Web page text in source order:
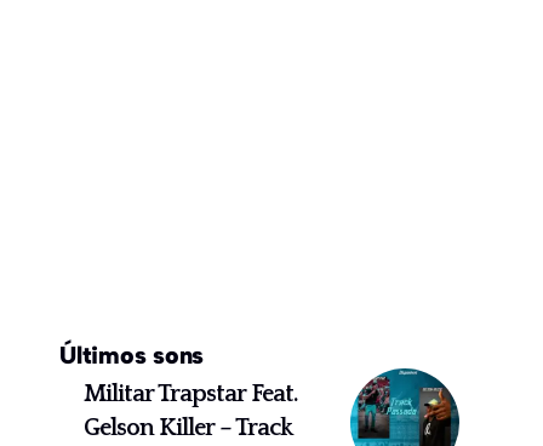
Últimos sons
Militar Trapstar Feat.
Gelson Killer – Track